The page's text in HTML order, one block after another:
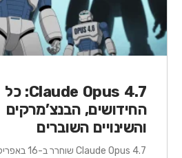
Claude Opus 4.7: כל
החידושים, הבנצ’מרקים
והשינויים השוברים